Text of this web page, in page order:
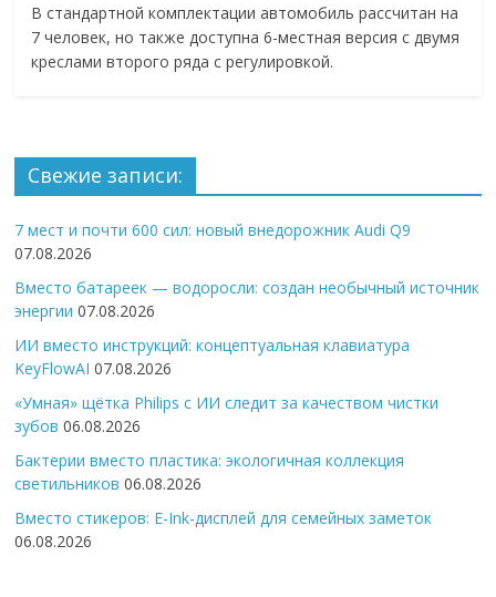
В стандартной комплектации автомобиль рассчитан на
7 человек, но также доступна 6-местная версия с двумя
креслами второго ряда с регулировкой.
Свежие записи:
7 мест и почти 600 сил: новый внедорожник Audi Q9
07.08.2026
Вместо батареек — водоросли: создан необычный источник
энергии 07.08.2026
ИИ вместо инструкций: концептуальная клавиатура
KeyFlowAI 07.08.2026
«Умная» щётка Philips с ИИ следит за качеством чистки
зубов 06.08.2026
Бактерии вместо пластика: экологичная коллекция
светильников 06.08.2026
Вместо стикеров: E-Ink-дисплей для семейных заметок
06.08.2026